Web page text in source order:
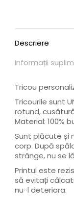
Descriere
Informații
Tricou
Tricourile sunt
rotund,
Material: 100%
Sunt plăcute și
corp. După
strânge, nu se
Printul este
să evitați
nu-l deteriora.